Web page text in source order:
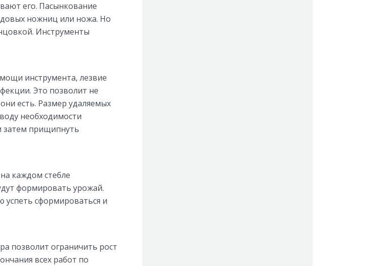
его. Пасынкование
ножниц или ножа. Но
Инструменты
инструмента, лезвие
Это позволит не
есть. Размер удаляемых
необходимости
затем прищипнуть
каждом стебле
формировать урожай.
успеть сформироваться и
позволит ограничить рост
всех работ по